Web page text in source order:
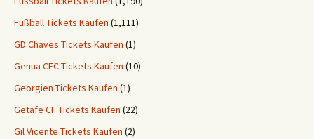
Fußball Tickets Kaufen (1,111)
GD Chaves Tickets Kaufen (1)
Genua CFC Tickets Kaufen (10)
Georgien Tickets Kaufen (1)
Getafe CF Tickets Kaufen (22)
Gil Vicente Tickets Kaufen (2)